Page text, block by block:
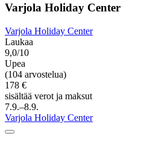
Varjola Holiday Center
Varjola Holiday Center
Laukaa
9,0/10
Upea
(104 arvostelua)
178 €
sisältää verot ja maksut
7.9.–8.9.
Varjola Holiday Center